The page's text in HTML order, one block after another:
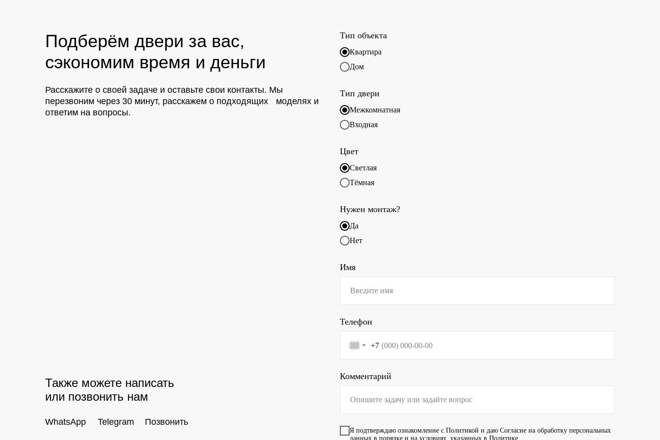
Тип объекта
Квартира
Дом
Тип двери
Межкомнатная
Входная
Цвет
Светлая
Тёмная
Нужен монтаж?
Да
Нет
Имя
Телефон
+7
Комментарий
Я подтверждаю ознакомление с Политикой и даю Согласие на обработку персональных
данных в порядке и на условиях, указанных в Политике
Позвонить
Telegram
WhatsApp
Также можете написать
или позвонить нам
Расскажите о своей задаче и оставьте свои контакты. Мы
перезвоним через 30 минут, расскажем о подходящих моделях и
ответим на вопросы.
Подберём двери за вас,
сэкономим время и деньги